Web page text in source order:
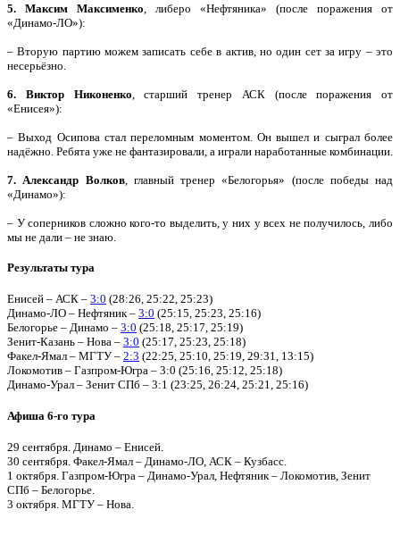
5. Максим Максименко , либеро «Нефтяника» (после поражения от
«Динамо-ЛО»):
– Вторую партию можем записать себе в актив, но один сет за игру – это
несерьёзно.
6. Виктор Никоненко , старший тренер АСК (после поражения от
«Енисея»):
– Выход Осипова стал переломным моментом. Он вышел и сыграл более
надёжно. Ребята уже не фантазировали, а играли наработанные комбинации.
7. Александр Волков, главный тренер «Белогорья» (после победы над
«Динамо»):
– У соперников сложно кого-то выделить, у них у всех не получилось, либо
мы не дали – не знаю.
Результаты тура
Енисей – АСК – 3:0 (28:26, 25:22, 25:23)
Динамо-ЛО – Нефтяник – 3:0 (25:15, 25:23, 25:16)
Белогорье – Динамо – 3:0 (25:18, 25:17, 25:19)
Зенит-Казань – Нова – 3:0 (25:17, 25:23, 25:18)
Факел-Ямал – МГТУ – 2:3 (22:25, 25:10, 25:19, 29:31, 13:15)
Локомотив – Газпром-Югра – 3:0 (25:16, 25:12, 25:18)
Динамо-Урал – Зенит СПб – 3:1 (23:25, 26:24, 25:21, 25:16)
Афиша 6-го тура
29 сентября. Динамо – Енисей.
30 сентября. Факел-Ямал – Динамо-ЛО, АСК – Кузбасс.
1 октября. Газпром-Югра – Динамо-Урал, Нефтяник – Локомотив, Зенит
СПб – Белогорье.
3 октября. МГТУ – Нова.